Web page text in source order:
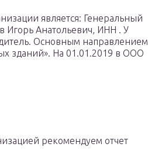
является: Генеральный
Игорь Анатольевич, ИНН . У
Основным направлением
зданий». На 01.01.2019 в ООО
рекомендуем отчет